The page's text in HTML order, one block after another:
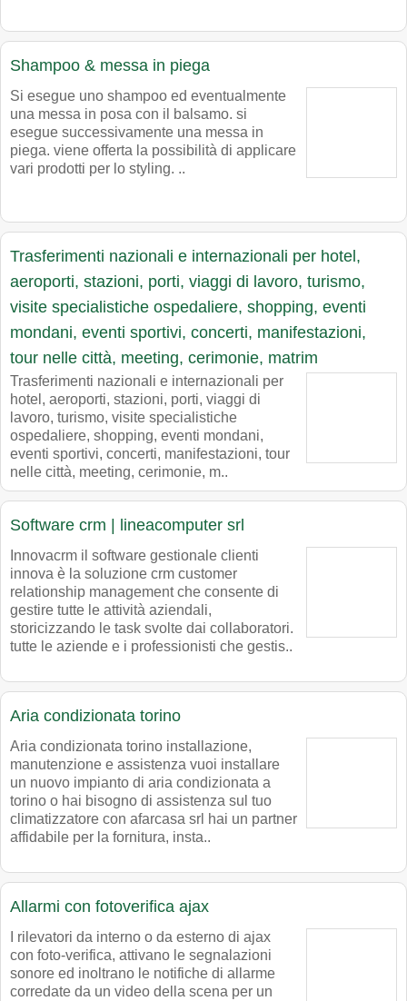
Shampoo & messa in piega
Si esegue uno shampoo ed eventualmente
una messa in posa con il balsamo. si
esegue successivamente una messa in
piega. viene offerta la possibilità di applicare
vari prodotti per lo styling. ..
Trasferimenti nazionali e internazionali per hotel,
aeroporti, stazioni, porti, viaggi di lavoro, turismo,
visite specialistiche ospedaliere, shopping, eventi
mondani, eventi sportivi, concerti, manifestazioni,
tour nelle città, meeting, cerimonie, matrim
Trasferimenti nazionali e internazionali per
hotel, aeroporti, stazioni, porti, viaggi di
lavoro, turismo, visite specialistiche
ospedaliere, shopping, eventi mondani,
eventi sportivi, concerti, manifestazioni, tour
nelle città, meeting, cerimonie, m..
Software crm | lineacomputer srl
Innovacrm il software gestionale clienti
innova è la soluzione crm customer
relationship management che consente di
gestire tutte le attività aziendali,
storicizzando le task svolte dai collaboratori.
tutte le aziende e i professionisti che gestis..
Aria condizionata torino
Aria condizionata torino installazione,
manutenzione e assistenza vuoi installare
un nuovo impianto di aria condizionata a
torino o hai bisogno di assistenza sul tuo
climatizzatore con afarcasa srl hai un partner
affidabile per la fornitura, insta..
Allarmi con fotoverifica ajax
I rilevatori da interno o da esterno di ajax
con foto-verifica, attivano le segnalazioni
sonore ed inoltrano le notifiche di allarme
corredate da un video della scena per un